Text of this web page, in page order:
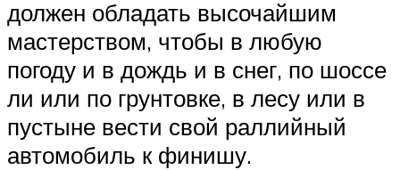
должен обладать высочайшим
мастерством, чтобы в любую
погоду и в дождь и в снег, по шоссе
ли или по грунтовке, в лесу или в
пустыне вести свой раллийный
автомобиль к финишу.